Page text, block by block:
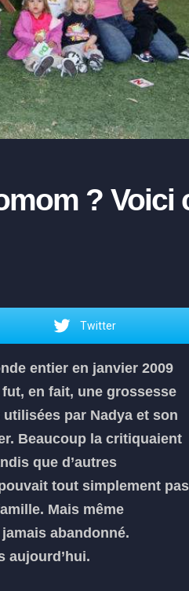
? Voici
Twitter
entier en janvier 2009
en fait, une grossesse
par Nadya et son
Beaucoup la critiquaient
que d’autres
tout simplement pas
Mais même
abandonné.
aujourd’hui.